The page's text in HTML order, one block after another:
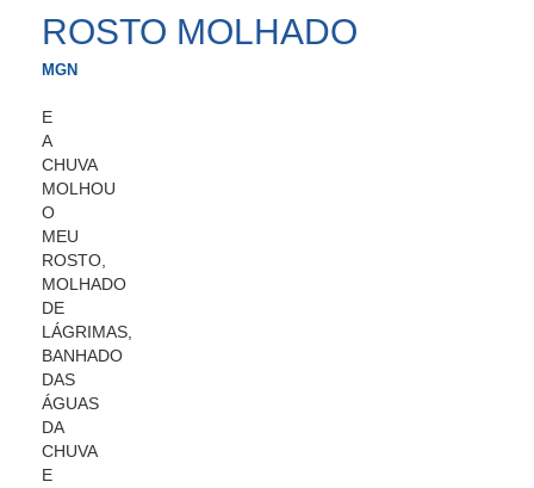
ROSTO MOLHADO
MGN
E
A
CHUVA
MOLHOU
O
MEU
ROSTO,
MOLHADO
DE
LÁGRIMAS,
BANHADO
DAS
ÁGUAS
DA
CHUVA
E